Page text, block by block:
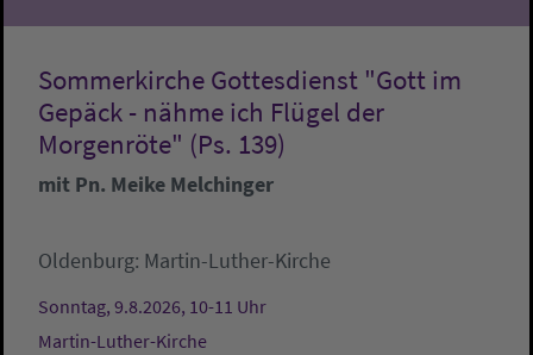
Sommerkirche Gottesdienst "Gott im
Gepäck - nähme ich Flügel der
Morgenröte" (Ps. 139)
mit Pn. Meike Melchinger
Oldenburg: Martin-Luther-Kirche
Sonntag, 9.8.2026, 10-11 Uhr
Martin-Luther-Kirche